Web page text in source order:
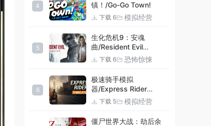
4
镇！/Go-Go Town!
下载 6 模拟经营
5
生化危机9：安魂
曲/Resident Evil
Requiem
下载 6 恐怖惊悚
6
极速骑手模拟
器/Express Rider
Simulator
下载 5 模拟经营
僵尸世界大战：劫后余